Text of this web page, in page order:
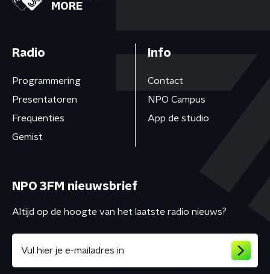
MORE
Radio
Programmering
Presentatoren
Frequenties
Gemist
Info
Contact
NPO Campus
App de studio
NPO 3FM nieuwsbrief
Altijd op de hoogte van het laatste radio nieuws?